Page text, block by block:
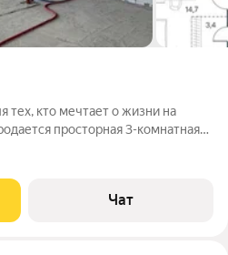
тех, кто мечтает о жизни на
просторная 3-комнатная
этаже 69-этажного здания
бизнес-класса Level
Этот лот настоящая
Чат